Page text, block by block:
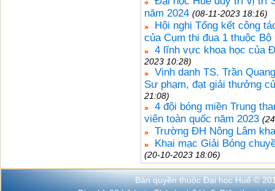
năm 2024 (08-11-2023 18:16)
Hội nghị Tổng kết công
của Cụm thi đua 1 thuộc
4 lĩnh vực khoa học của
2023 10:28)
Vinh danh TS. Trần
Sư phạm, đạt giải thưởng
21:08)
4 đội bóng miền Trung
viên toàn quốc năm 2023
Trường ĐH Nông Lâm
Khai mạc Giải Bóng
(20-10-2023 18:06)
Bản quyền thuộc Đại học Huế ©